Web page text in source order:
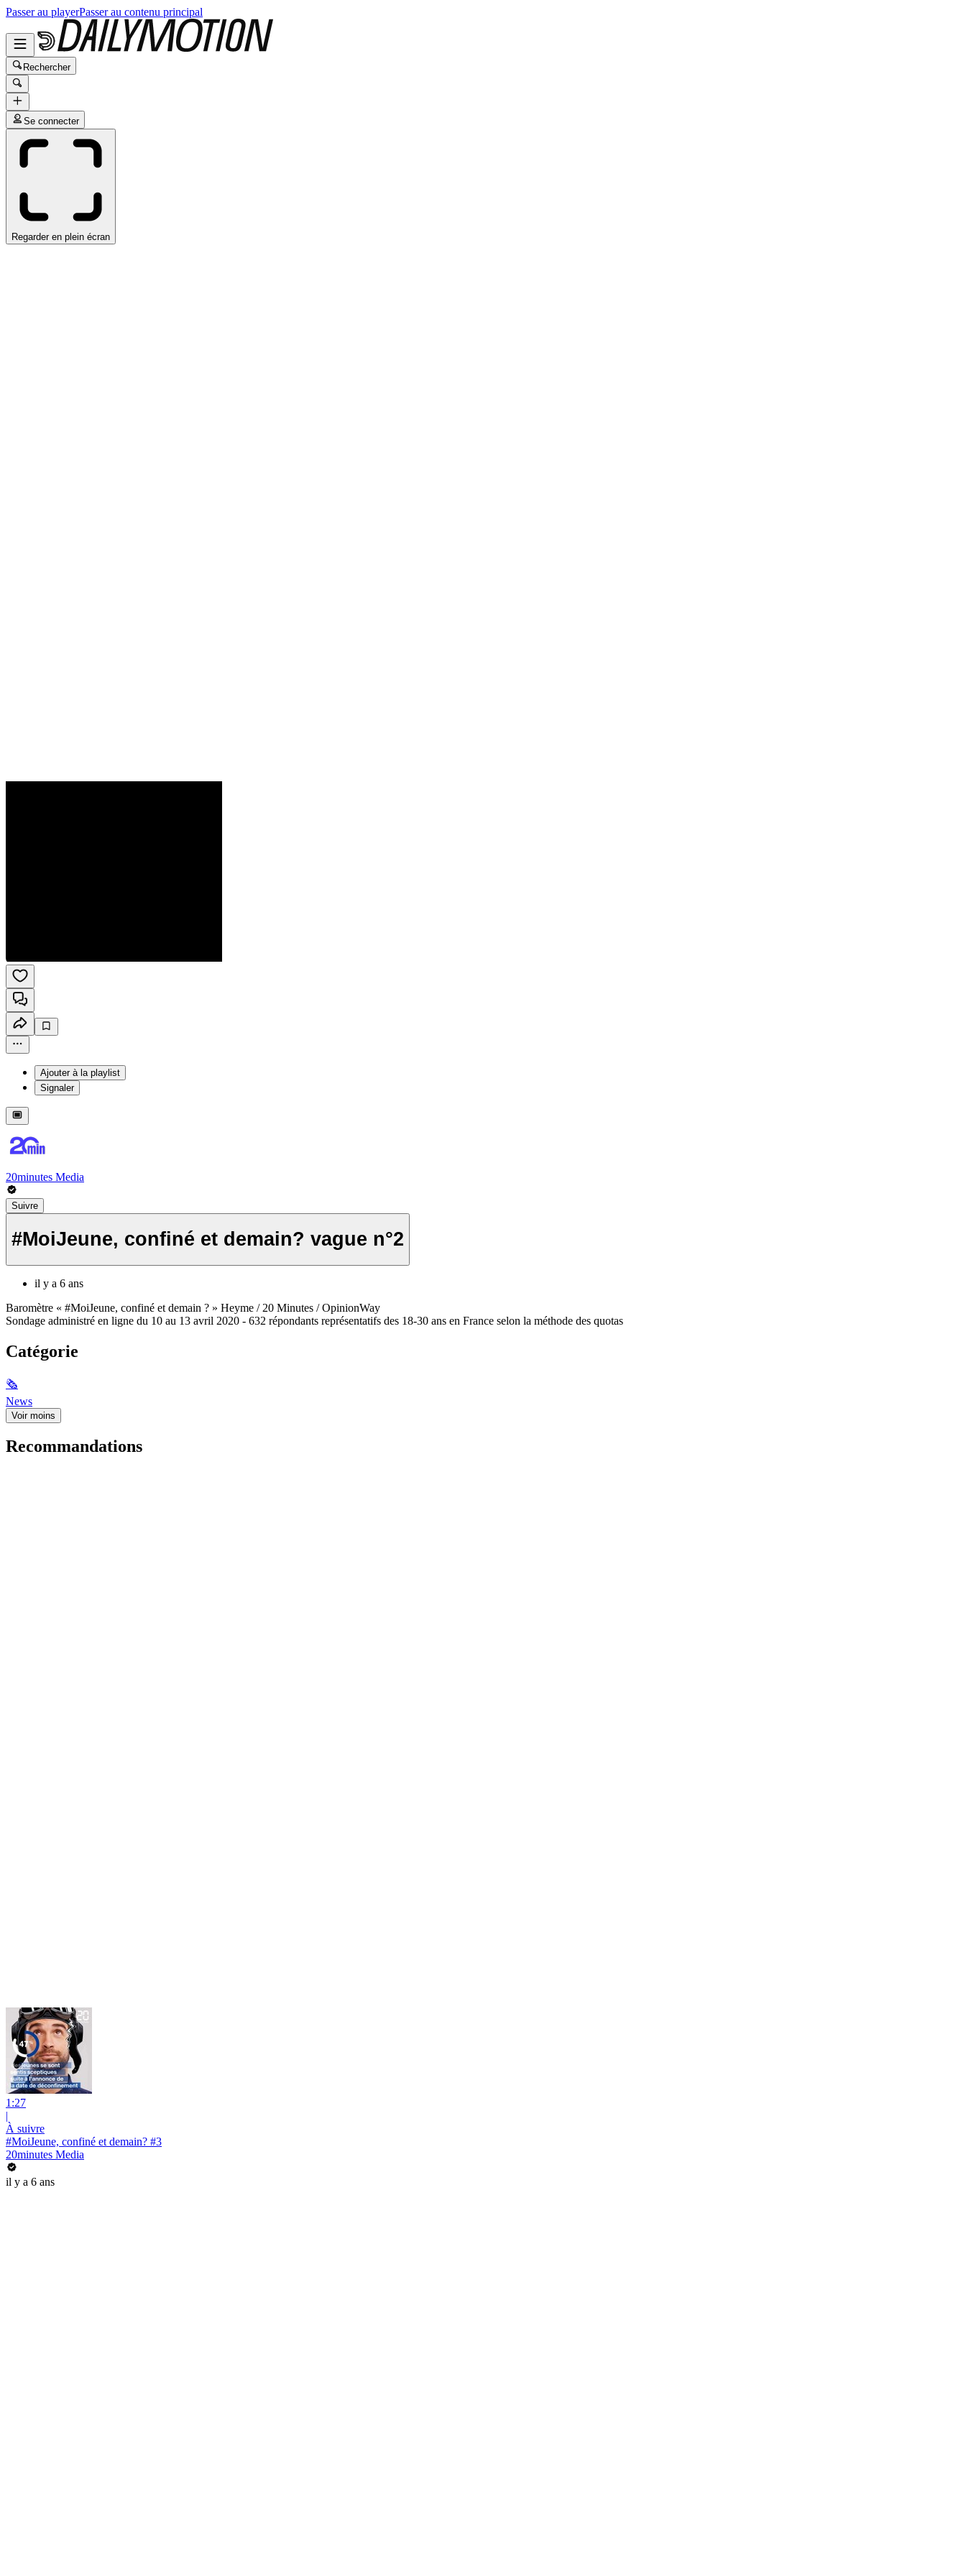
Passer au playerPasser au contenu principal
Rechercher
Se connecter
Regarder en plein écran
Ajouter à la playlist
Signaler
20minutes Media
Suivre
#MoiJeune, confiné et demain? vague n°2
il y a 6 ans
Baromètre « #MoiJeune, confiné et demain ? » Heyme / 20 Minutes / OpinionWay
Sondage administré en ligne du 10 au 13 avril 2020 - 632 répondants représentatifs des 18-30 ans en France selon la méthode des quotas
Catégorie
🗞
News
Voir moins
Recommandations
1:27
|
À suivre
#MoiJeune, confiné et demain? #3
20minutes Media
il y a 6 ans